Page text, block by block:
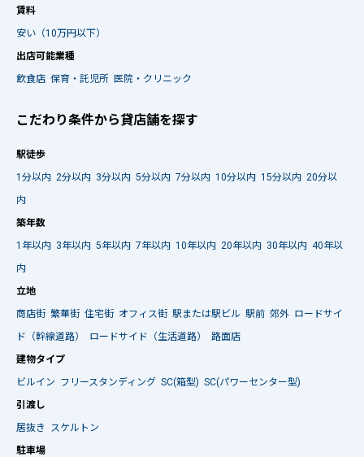
賃料
安い（10万円以下）
出店可能業種
飲食店 保育・託児所 医院・クリニック
こだわり条件から貸店舗を探す
駅徒歩
1分以内 2分以内 3分以内 5分以内 7分以内 10分以内 15分以内 20分以
内
築年数
1年以内 3年以内 5年以内 7年以内 10年以内 20年以内 30年以内 40年以
内
立地
商店街 繁華街 住宅街 オフィス街 駅または駅ビル 駅前 郊外 ロードサイ
ド（幹線道路）
ロードサイド（生活道路）
路面店
建物タイプ
ビルイン フリースタンディング SC(箱型) SC(パワーセンター型)
引渡し
居抜き
スケルトン
駐車場